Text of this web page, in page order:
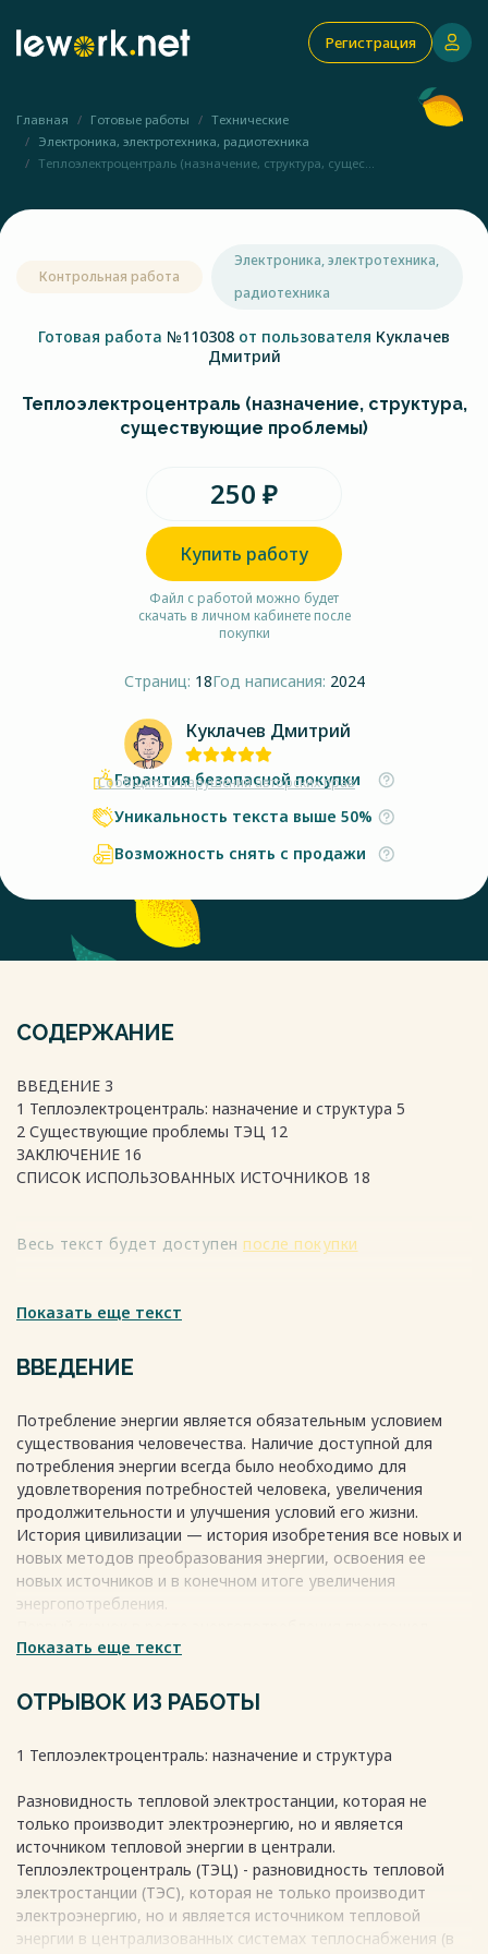
Регистрация
Главная Готовые работы
Технические
Электроника, электротехника, радиотехника
Теплоэлектроцентраль (назначение, структура, сущес...
Контрольная работа
Электроника, электротехника,
радиотехника
Готовая работа №110308 от пользователя Куклачев
Дмитрий
Теплоэлектроцентраль (назначение, структура,
существующие проблемы)
250 ₽
Купить работу
Файл с работой можно будет
скачать в личном кабинете после
покупки
Страниц: 18Год написания: 2024
Куклачев Дмитрий
Сообщить о нарушении авторских прав
Гарантия безопасной покупки
Уникальность текста выше 50%
Возможность снять с продажи
СОДЕРЖАНИЕ
ВВЕДЕНИЕ 3
1 Теплоэлектроцентраль: назначение и структура 5
2 Существующие проблемы ТЭЦ 12
ЗАКЛЮЧЕНИЕ 16
СПИСОК ИСПОЛЬЗОВАННЫХ ИСТОЧНИКОВ 18
Весь текст будет доступен после покупки
Показать еще текст
ВВЕДЕНИЕ
Потребление энергии является обязательным условием
существования человечества. Наличие доступной для
потребления энергии всегда было необходимо для
удовлетворения потребностей человека, увеличения
продолжительности и улучшения условий его жизни.
История цивилизации — история изобретения все новых и
новых методов преобразования энергии, освоения ее
новых источников и в конечном итоге увеличения
энергопотребления.
когда человек научился добывать огонь и использовать
Источниками энергии в этот период служили дрова и
труда, развитием кузнечного производства. К XV в.
воды и ветра, дрова и небольшое количество угля, уже
потреблял приблизительно в 10 раз больше, чем
первобытный человек. Особенно заметное увеличение
мирового потребления энергии произошло за последние
200 лет, прошедшие с начала индустриальной эпохи, — оно
возросло в 30 раз и достигло в 2001 г. 14,3 Гт у.т/год.
Человек индустриального общества потребляет в 100 раз
Показать еще текст
ОТРЫВОК ИЗ РАБОТЫ
1 Теплоэлектроцентраль: назначение и структура
Разновидность тепловой электростанции, которая не
только производит электроэнергию, но и является
источником тепловой энергии в централи.
Теплоэлектроцентраль (ТЭЦ) - разновидность тепловой
электростанции (ТЭС), которая не только производит
электроэнергию, но и является источником тепловой
энергии в централизованных системах теплоснабжения (в